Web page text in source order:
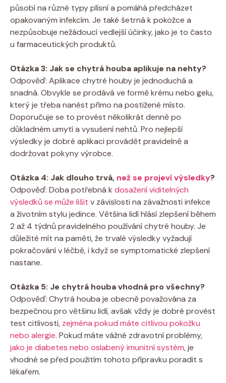
působí na různé typy plísní a pomáhá předcházet
opakovaným infekcím. Je také šetrná k pokožce a
nezpůsobuje nežádoucí vedlejší účinky, jako je to často
u farmaceutických produktů.
Otázka 3: Jak se chytrá houba aplikuje na nehty?
Odpověď: Aplikace chytré houby je jednoduchá a
snadná. Obvykle se prodává ve formě krému nebo gelu,
který je třeba nanést přímo na postižené místo.
Doporučuje se to provést několikrát denně po
důkladném umytí a vysušení nehtů. Pro nejlepší
výsledky je dobré aplikaci provádět pravidelně a
dodržovat pokyny výrobce.
Otázka 4: Jak dlouho trvá, než se projeví výsledky?
Odpověď: Doba potřebná k dosažení viditelných
výsledků se může lišit v závislosti na závažnosti infekce
a životním stylu jedince. Většina lidí hlásí zlepšení během
2 až 4 týdnů pravidelného používání chytré houby. Je
důležité mít na paměti, že trvalé výsledky vyžadují
pokračování v léčbě, i když se symptomatické zlepšení
nastane.
Otázka 5: Je chytrá houba vhodná pro všechny?
Odpověď: Chytrá houba je obecně považována za
bezpečnou pro většinu lidí, avšak vždy je dobré provést
test citlivosti, zejména pokud máte citlivou pokožku
nebo alergie. Pokud máte vážné zdravotní problémy,
jako je diabetes nebo oslabený imunitní systém, je
vhodné se před použitím tohoto přípravku poradit s
lékařem.